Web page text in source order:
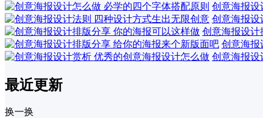
创意海报设
创意海报设
创意海报设计
创意海报
创意海报设
最近更新
换一换